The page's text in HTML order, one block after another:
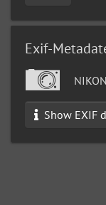
Exif-
Show EXIF